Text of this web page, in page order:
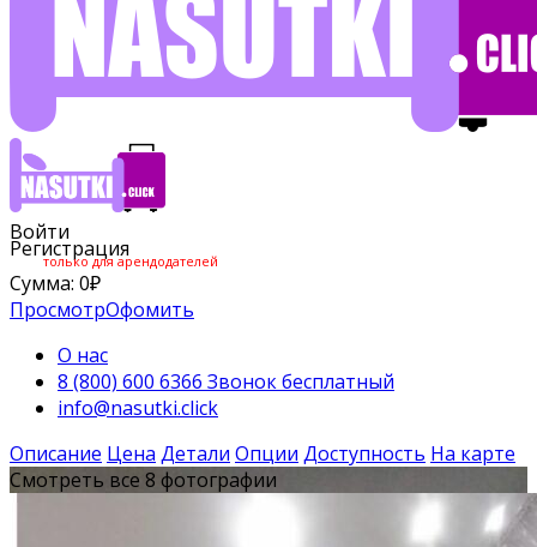
Войти
Регистрация
только для арендодателей
Сумма: 0₽
ПросмотрОфомить
О нас
8 (800) 600 6366 Звонок бесплатный
info@nasutki.click
Описание Цена Детали Опции Доступность На карте
Смотреть все 8 фотографии